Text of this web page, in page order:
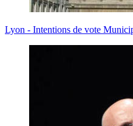
Lyon - Intentions de vote